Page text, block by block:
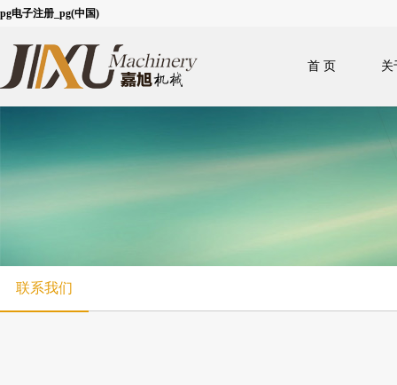
pg电子注册_pg(中国)
首 页 关
联系我们